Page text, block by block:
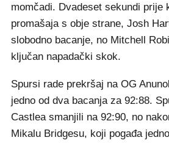
momčadi. Dvadeset sekundi prije
promašaja s obje strane, Josh
slobodno bacanje, no Mitchell
ključan napadački skok.
Spursi rade prekršaj na OG
jedno od dva bacanja za 92:88.
Castlea smanjili na 92:90, no
Mikalu Bridgesu, koji pogađa